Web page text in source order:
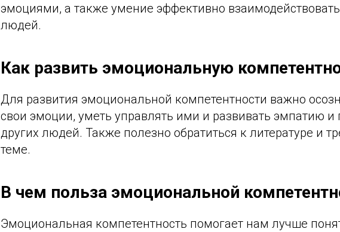
эмоциями, а также умение эффективно
людей.
Как развить эмоциональную
Для развития эмоциональной компетентности важно
свои эмоции, уметь управлять ими и развивать эмпатию
других людей. Также полезно обратиться к литературе и
теме.
В чем польза эмоциональной
Эмоциональная компетентность помогает нам лучше